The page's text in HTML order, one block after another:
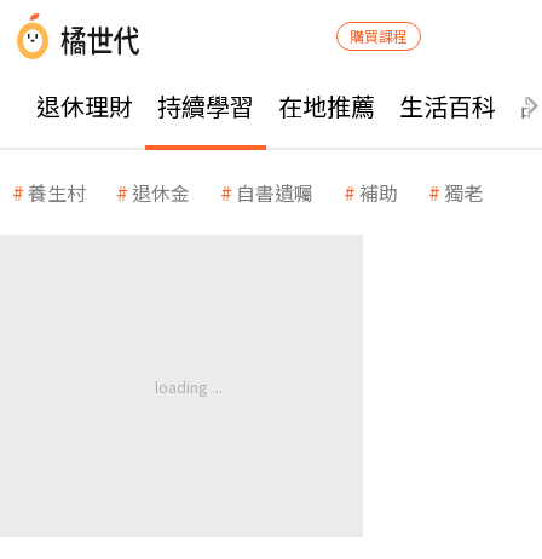
購買課程
退休理財 持續學習 在地推薦 生活百科
養生村 退休金 自書遺囑 補助 獨老